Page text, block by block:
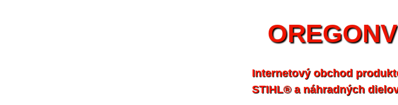
Internetový obchod
STIHL® a náhradných